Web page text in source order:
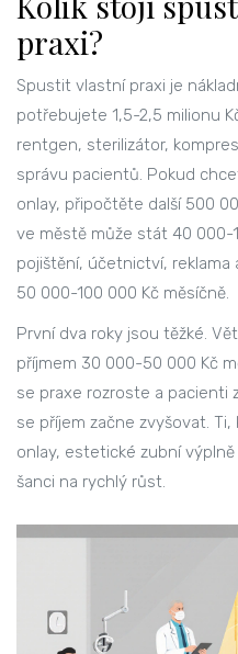
praxi?
Spustit vlastní praxi je
potřebujete 1,5-2,5 milionu
rentgen, sterilizátor,
správu pacientů. Pokud
onlay, připočtěte další 500
ve městě může stát 40 000-
pojištění, účetnictví,
50 000-100 000 Kč měsíčně.
První dva roky jsou těžké.
příjmem 30 000-50 000 Kč
se praxe rozroste a pacienti
se příjem začne zvyšovat.
onlay, estetické zubní
šanci na rychlý růst.